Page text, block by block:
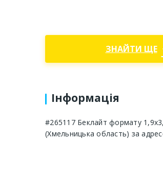
ЗНАЙТИ ЩЕ
Інформація
#265117 Беклайт формату
(Хмельницька область) за